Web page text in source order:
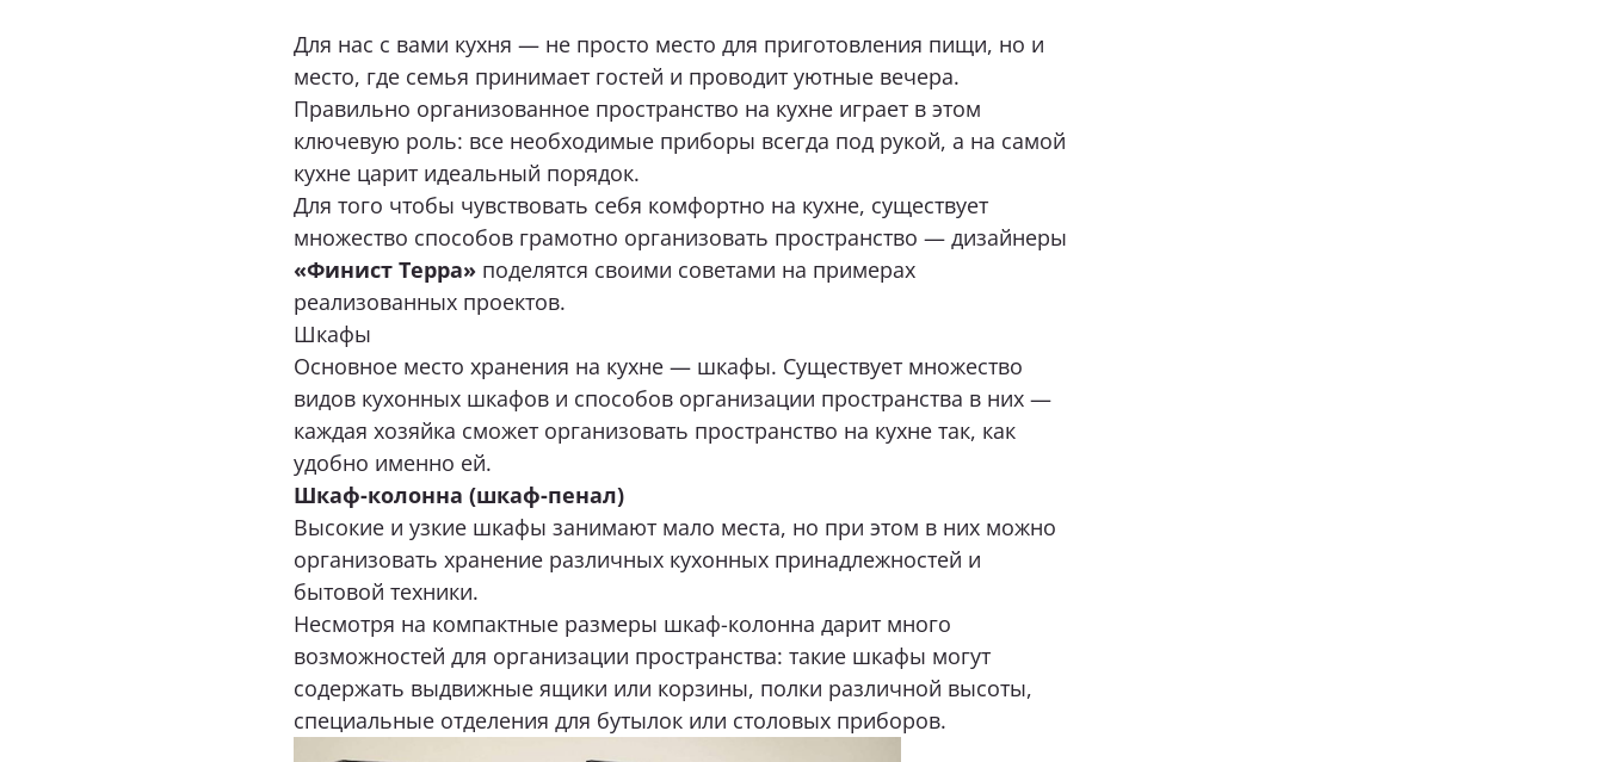
Для нас с вами кухня — не просто место для приготовления пищи, но и
место, где семья принимает гостей и проводит уютные вечера.
Правильно организованное пространство на кухне играет в этом
ключевую роль: все необходимые приборы всегда под рукой, а на самой
кухне царит идеальный порядок.
Для того чтобы чувствовать себя комфортно на кухне, существует
множество способов грамотно организовать пространство — дизайнеры
«Финист Терра» поделятся своими советами на примерах
реализованных проектов.
Шкафы
Основное место хранения на кухне — шкафы. Существует множество
видов кухонных шкафов и способов организации пространства в них —
каждая хозяйка сможет организовать пространство на кухне так, как
удобно именно ей.
Шкаф-колонна (шкаф-пенал)
Высокие и узкие шкафы занимают мало места, но при этом в них можно
организовать хранение различных кухонных принадлежностей и
бытовой техники.
Несмотря на компактные размеры шкаф-колонна дарит много
возможностей для организации пространства: такие шкафы могут
содержать выдвижные ящики или корзины, полки различной высоты,
специальные отделения для бутылок или столовых приборов.
Как к Вам обращаться?
Телефон
Какая мебель вас интересует?
Опишите ваши пожелания и предпочтения
Прикрепить файл (1 файл, до 10 Мб)
Я принимаю условияполитики конфиденциальности
ТД «Премьер Дом», 2 этаж
+7 (967) 555-68-60
Перейти
стр.5, ТЦ «Новый Магнат» 1
Перейти
Сургут, ул. Маяковского, 57,
Интерьер-Центр «Гулливер»
+7 (967) 555-49-07